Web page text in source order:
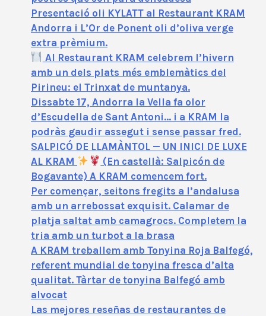
Presentació oli KYLATT al Restaurant KRAM
Andorra i L’Or de Ponent oli d’oliva verge
extra prèmium.
Al Restaurant KRAM celebrem l’hivern
amb un dels plats més emblemàtics del
Pirineu: el Trinxat de muntanya.
Dissabte 17, Andorra la Vella fa olor
d’Escudella de Sant Antoni… i a KRAM la
podràs gaudir assegut i sense passar fred.
SALPICÓ DE LLAMÀNTOL — UN INICI DE LUXE
AL KRAM
(En castellà: Salpicón de
Bogavante) A KRAM comencem fort.
Per començar, seitons fregits a l’andalusa
amb un arrebossat exquisit. Calamar de
platja saltat amb camagrocs. Completem la
tria amb un turbot a la brasa
A KRAM treballem amb Tonyina Roja Balfegó,
referent mundial de tonyina fresca d’alta
qualitat. Tàrtar de tonyina Balfegó amb
alvocat
Las mejores reseñas de restaurantes de